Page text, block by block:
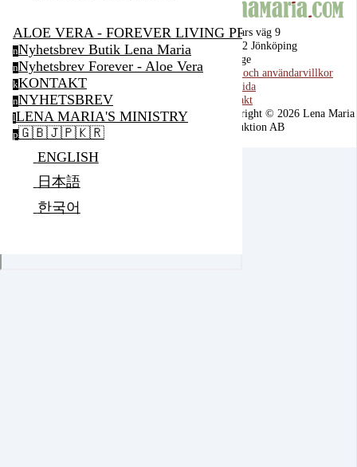
ALOE VERA - FOREVER LIVING PRODUCTS
nNyhetsbrev Butik Lena Maria
nNyhetsbrev Forever - Aloe Vera
kKONTAKT
nNYHETSBREV
lLENA MARIA'S MINISTRY
p🇬🇧🇯🇵🇰🇷
ENGLISH
日本語
한국어
Ragnars väg 9
555 92 Jönköping
Sverige
Köp- och användarvillkor
Startsida
Kontakt
Copyright © 2026 Lena Maria
Produktion AB